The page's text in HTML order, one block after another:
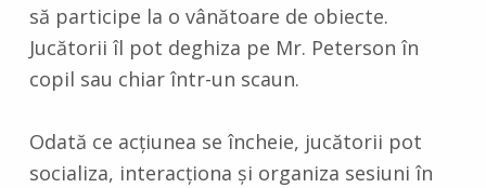
să participe la o vânătoare de obiecte.
Jucătorii îl pot deghiza pe Mr. Peterson în
copil sau chiar într-un scaun.
Odată ce acțiunea se încheie, jucătorii pot
socializa, interacționa și organiza sesiuni în